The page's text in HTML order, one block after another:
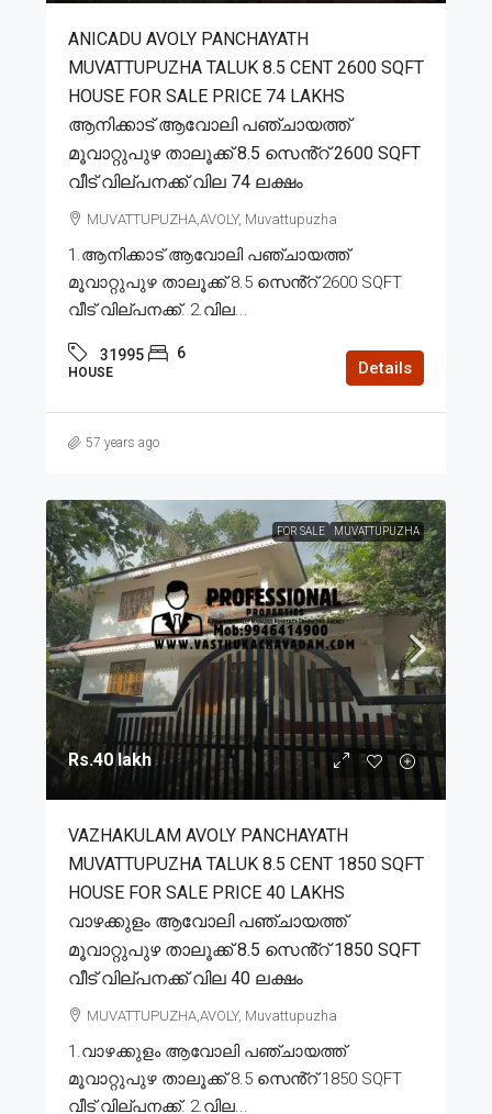
ANICADU AVOLY PANCHAYATH
MUVATTUPUZHA TALUK 8.5 CENT 2600 SQFT
HOUSE FOR SALE PRICE 74 LAKHS
ആനിക്കാട് ആവോലി പഞ്ചായത്ത്
മൂവാറ്റുപുഴ താലൂക്ക് 8.5 സെൻ്റ് 2600 SQFT
വീട് വില്പനക്ക് വില 74 ലക്ഷം
MUVATTUPUZHA,AVOLY, Muvattupuzha
1.ആനിക്കാട് ആവോലി പഞ്ചായത്ത്
മൂവാറ്റുപുഴ താലൂക്ക് 8.5 സെൻ്റ് 2600 SQFT
വീട് വില്പനക്ക്. 2.വില...
31995 6
HOUSE Details
57 years ago
FOR SALE MUVATTUPUZHA
Rs.40 lakh
VAZHAKULAM AVOLY PANCHAYATH
MUVATTUPUZHA TALUK 8.5 CENT 1850 SQFT
HOUSE FOR SALE PRICE 40 LAKHS
വാഴക്കുളം ആവോലി പഞ്ചായത്ത്
മൂവാറ്റുപുഴ താലൂക്ക് 8.5 സെൻ്റ് 1850 SQFT
വീട് വില്പനക്ക് വില 40 ലക്ഷം
MUVATTUPUZHA,AVOLY, Muvattupuzha
1.വാഴക്കുളം ആവോലി പഞ്ചായത്ത്
മൂവാറ്റുപുഴ താലൂക്ക് 8.5 സെൻ്റ് 1850 SQFT
വീട് വില്പനക്ക്. 2.വില...